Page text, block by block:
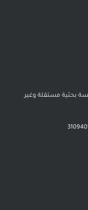
بحثية مستقلة وغير